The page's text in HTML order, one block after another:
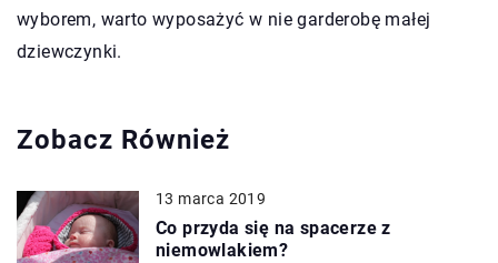
wyborem, warto wyposażyć w nie garderobę małej
dziewczynki.
Zobacz Również
13 marca 2019
Co przyda się na spacerze z
niemowlakiem?